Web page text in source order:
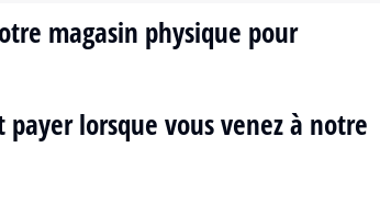
magasin physique pour
lorsque vous venez à notre